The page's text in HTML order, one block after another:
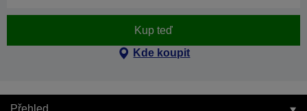
Kup teď
Kde koupit
Přehled